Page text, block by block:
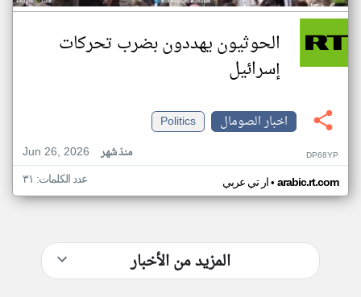
الحوثيون يهددون بضرب تحركات
إسرائيل
اخبار الصومال
Politics
Jun 26, 2026
منذ شهر DP68YP
ار تي عربي• arabic.rt.com عدد الكلمات: ٣١
المزيد من الأخبار